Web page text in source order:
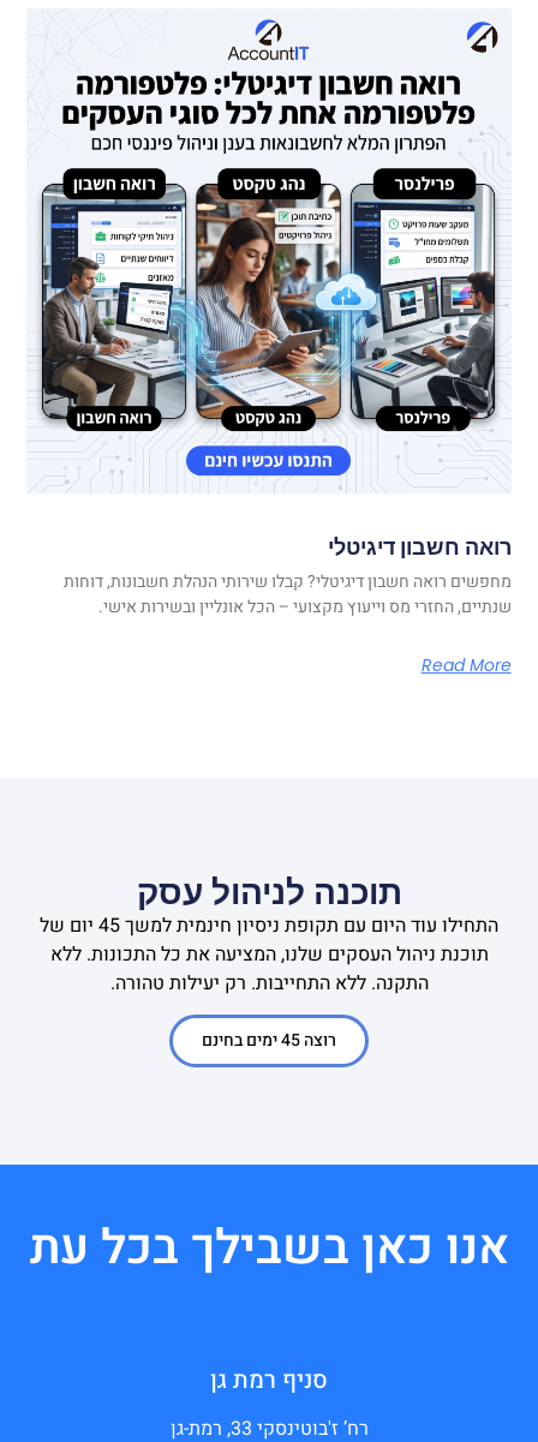
רואה חשבון דיגיטלי
מחפשים רואה חשבון דיגיטלי? קבלו שירותי הנהלת חשבונות, דוחות
שנתיים, החזרי מס וייעוץ מקצועי – הכל אונליין ובשירות אישי.
Read More
תוכנה לניהול עסק
התחילו עוד היום עם תקופת ניסיון חינמית למשך 45 יום של
תוכנת ניהול העסקים שלנו, המציעה את כל התכונות. ללא
התקנה. ללא התחייבות. רק יעילות טהורה.
רוצה 45 ימים בחינם
אנו כאן בשבילך בכל עת
סניף רמת גן
רח’ ז'בוטינסקי 33, רמת-גן